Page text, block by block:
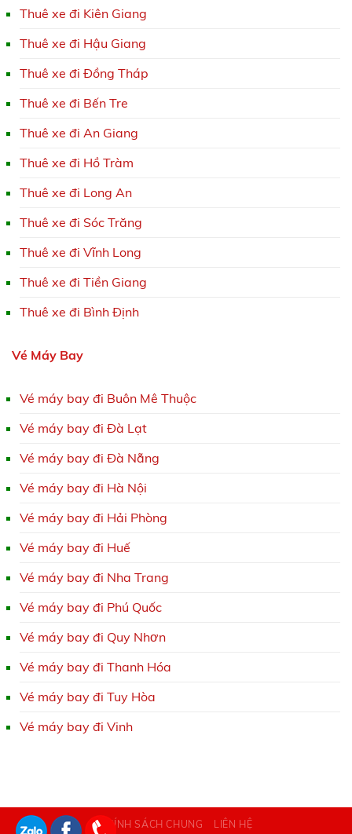
Thuê xe đi Kiên Giang
Thuê xe đi Hậu Giang
Thuê xe đi Đồng Tháp
Thuê xe đi Bến Tre
Thuê xe đi An Giang
Thuê xe đi Hồ Tràm
Thuê xe đi Long An
Thuê xe đi Sóc Trăng
Thuê xe đi Vĩnh Long
Thuê xe đi Tiền Giang
Thuê xe đi Bình Định
Vé Máy Bay
Vé máy bay đi Buôn Mê Thuộc
Vé máy bay đi Đà Lạt
Vé máy bay đi Đà Nẵng
Vé máy bay đi Hà Nội
Vé máy bay đi Hải Phòng
Vé máy bay đi Huế
Vé máy bay đi Nha Trang
Vé máy bay đi Phú Quốc
Vé máy bay đi Quy Nhơn
Vé máy bay đi Thanh Hóa
Vé máy bay đi Tuy Hòa
Vé máy bay đi Vinh
CHÍNH SÁCH CHUNG LIÊN HỆ